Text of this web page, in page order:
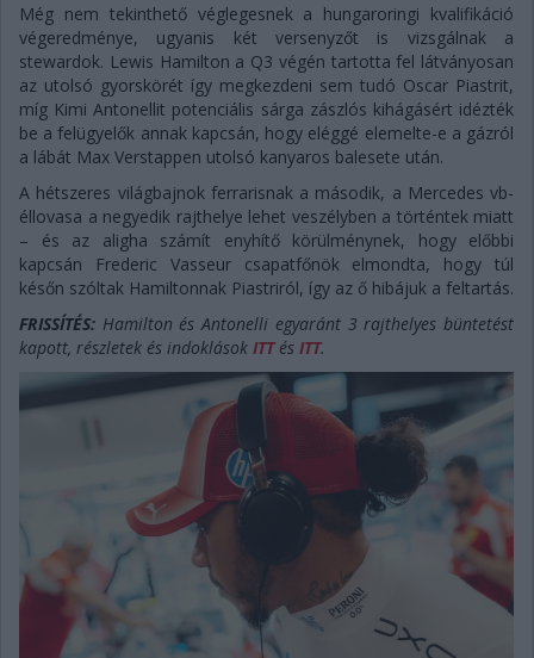
Még nem tekinthető véglegesnek a hungaroringi kvalifikáció
végeredménye, ugyanis két versenyzőt is vizsgálnak a
stewardok. Lewis Hamilton a Q3 végén tartotta fel látványosan
az utolsó gyorskörét így megkezdeni sem tudó Oscar Piastrit,
míg Kimi Antonellit potenciális sárga zászlós kihágásért idézték
be a felügyelők annak kapcsán, hogy eléggé elemelte-e a gázról
a lábát Max Verstappen utolsó kanyaros balesete után.
A hétszeres világbajnok ferrarisnak a második, a Mercedes vb-
éllovasa a negyedik rajthelye lehet veszélyben a történtek miatt
– és az aligha számít enyhítő körülménynek, hogy előbbi
kapcsán Frederic Vasseur csapatfőnök elmondta, hogy túl
későn szóltak Hamiltonnak Piastriról, így az ő hibájuk a feltartás.
FRISSÍTÉS: Hamilton és Antonelli egyaránt 3 rajthelyes büntetést
kapott, részletek és indoklások ITTés ITT.